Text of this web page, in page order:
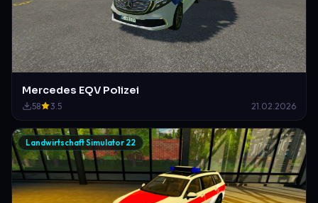
Mercedes EQV Polizei
58 3.5 21.02.2026
Landwirtschaft Simulator 22